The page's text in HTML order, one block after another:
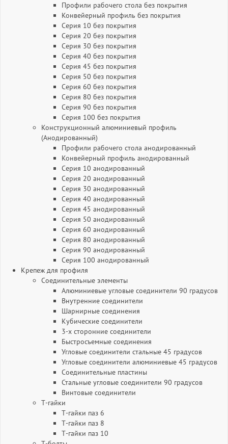
Профили рабочего стола без покрытия
Конвейерный профиль без покрытия
Серия 10 без покрытия
Серия 20 без покрытия
Серия 30 без покрытия
Серия 40 без покрытия
Серия 45 без покрытия
Серия 50 без покрытия
Серия 60 без покрытия
Серия 80 без покрытия
Серия 90 без покрытия
Серия 100 без покрытия
Конструкционный алюминиевый профиль
(Анодированный)
Профили рабочего стола анодированный
Конвейерный профиль анодированный
Серия 10 анодированный
Серия 20 анодированный
Серия 30 анодированный
Серия 40 анодированный
Серия 45 анодированный
Серия 50 анодированный
Серия 60 анодированный
Серия 80 анодированный
Серия 90 анодированный
Серия 100 анодированный
Крепеж для профиля
Соединительные элементы
Алюминиевые угловые соединители 90 градусов
Внутренние соединители
Шарнирные соединения
Кубические соединители
3-х сторонние соединители
Быстросъемные соединения
Угловые соединители стальные 45 градусов
Угловые соединители алюминиевые 45 градусов
Соединительные пластины
Стальные угловые соединители 90 градусов
Винтовые соединители
Т-гайки
Т-гайки паз 6
Т-гайки паз 8
Т-гайки паз 10